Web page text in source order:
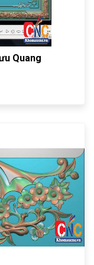
Quang